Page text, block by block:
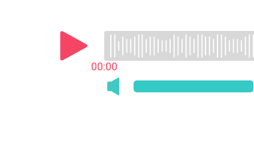
00:00